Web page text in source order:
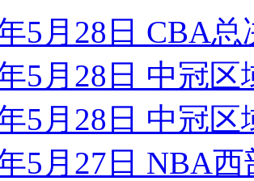
5月28日 CBA
5月28日 中冠
5月28日 中冠
5月27日 NBA